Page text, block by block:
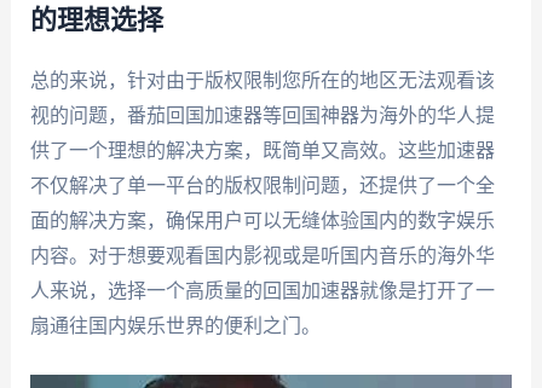
的理想选择
总的来说，针对由于版权限制您所在的地区无法观看该
视的问题，番茄回国加速器等回国神器为海外的华人提
供了一个理想的解决方案，既简单又高效。这些加速器
不仅解决了单一平台的版权限制问题，还提供了一个全
面的解决方案，确保用户可以无缝体验国内的数字娱乐
内容。对于想要观看国内影视或是听国内音乐的海外华
人来说，选择一个高质量的回国加速器就像是打开了一
扇通往国内娱乐世界的便利之门。